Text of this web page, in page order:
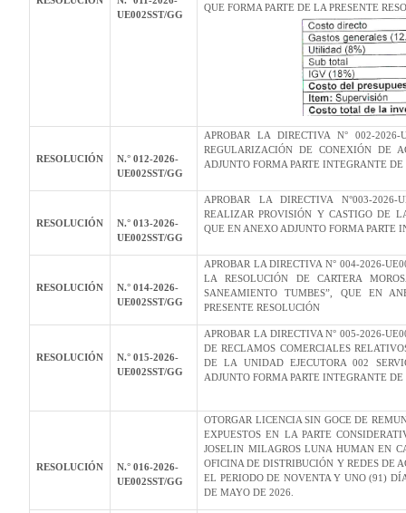
UE002SST/GG
QUE FORMA PARTE DE LA PRESENTE
RESOLUCIÓN
N.° 012-2026-
UE002SST/GG
APROBAR LA DIRECTIVA N° 002-2026-
REGULARIZACIÓN DE CONEXIÓN DE
ADJUNTO FORMA PARTE INTEGRANTE
RESOLUCIÓN
N.° 013-2026-
UE002SST/GG
APROBAR LA DIRECTIVA N°003-2026-
REALIZAR PROVISIÓN Y CASTIGO DE
QUE EN ANEXO ADJUNTO FORMA PARTE
RESOLUCIÓN
N.° 014-2026-
UE002SST/GG
APROBAR LA DIRECTIVA N° 004-2026-
LA RESOLUCIÓN DE CARTERA
SANEAMIENTO TUMBES”, QUE EN
PRESENTE RESOLUCIÓN
RESOLUCIÓN
N.° 015-2026-
UE002SST/GG
APROBAR LA DIRECTIVA N° 005-2026-
DE RECLAMOS COMERCIALES
DE LA UNIDAD EJECUTORA 002
ADJUNTO FORMA PARTE INTEGRANTE
RESOLUCIÓN
N.° 016-2026-
UE002SST/GG
OTORGAR LICENCIA SIN GOCE DE
EXPUESTOS EN LA PARTE
JOSELIN MILAGROS LUNA HUMAN EN
OFICINA DE DISTRIBUCIÓN Y REDES DE
EL PERIODO DE NOVENTA Y UNO (91)
DE MAYO DE 2026.